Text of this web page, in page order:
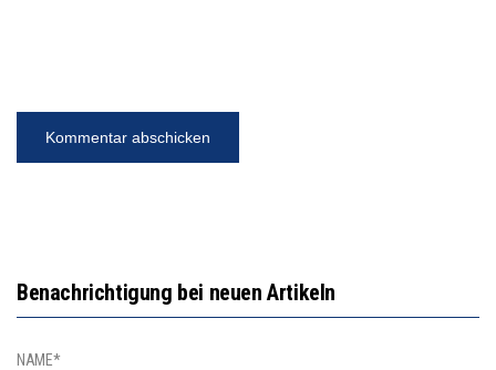
Benachrichtigung bei neuen Artikeln
NAME*